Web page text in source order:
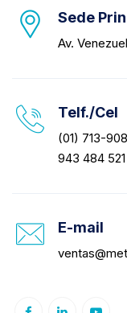
Sede
Av.
Telf./Cel
(01) 713-
943 484 521
E-mail